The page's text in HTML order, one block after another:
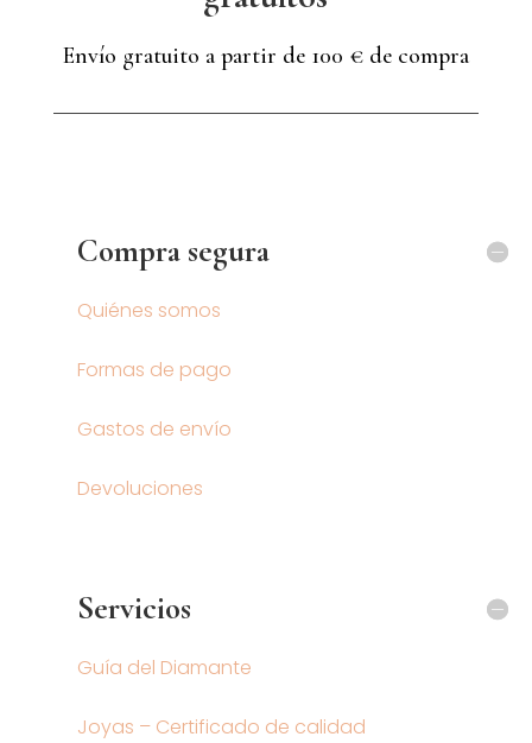
Envío gratuito a partir de 100 € de compra
Compra segura
Quiénes somos
Formas de pago
Gastos de envío
Devoluciones
Servicios
Guía del Diamante
Joyas – Certificado de calidad